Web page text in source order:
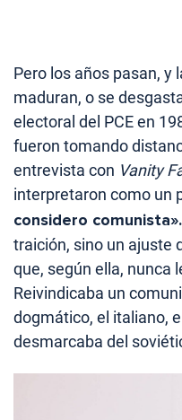
Pero los años pasan, y
maduran, o se
electoral del PCE en
fueron tomando
entrevista con Vanity
interpretaron como un
considero comunista».
traición, sino un ajuste
que, según ella, nunca
Reivindicaba un
dogmático, el italiano,
desmarcaba del